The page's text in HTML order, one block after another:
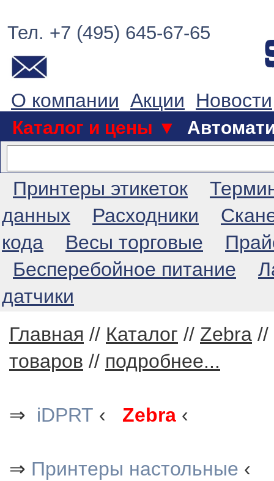
Тел. +7 (495) 645-67-65
О компании Акции Новости
Каталог и цены ▼
Принтеры этикеток
данных
Расходники
кода
Весы торговые
Бесперебойное питание
датчики
Главная // Каталог // Zebra //
товаров // подробнее...
⇒ iDPRT ‹ Zebra ‹
⇒ Принтеры настольные ‹